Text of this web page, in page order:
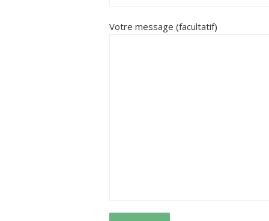
Votre message (facultatif)